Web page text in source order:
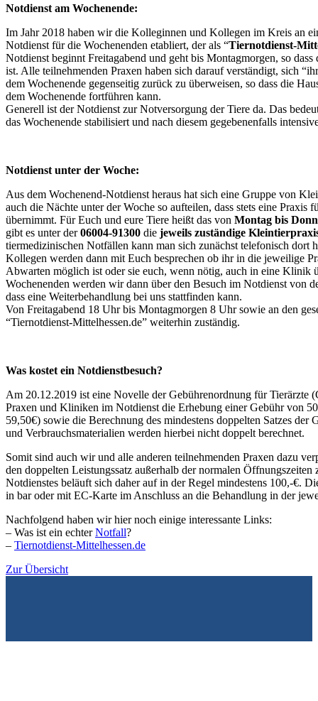
Notdienst am Wochenende:
Im Jahr 2018 haben wir die Kolleginnen und Kollegen im Kreis an
Notdienst für die Wochenenden etabliert, der als “Tiernotdienst-
Notdienst beginnt Freitagabend und geht bis Montagmorgen, so dass
ist. Alle teilnehmenden Praxen haben sich darauf verständigt, sich
dem Wochenende gegenseitig zurück zu überweisen, so dass die
dem Wochenende fortführen kann.
Generell ist der Notdienst zur Notversorgung der Tiere da. Das
das Wochenende stabilisiert und nach diesem gegebenenfalls
Notdienst unter der Woche:
Aus dem Wochenend-Notdienst heraus hat sich eine Gruppe von
auch die Nächte unter der Woche so aufteilen, dass stets eine Praxis
übernimmt. Für Euch und eure Tiere heißt das von Montag bis
gibt es unter der06004-91300 die jeweils zuständige
tiermedizinischen Notfällen kann man sich zunächst telefonisch
Kollegen werden dann mit Euch besprechen ob ihr in die jeweilige
Abwarten möglich ist oder sie euch, wenn nötig, auch in eine Klinik
Wochenenden werden wir dann über den Besuch im Notdienst von
dass eine Weiterbehandlung bei uns stattfinden kann.
Von Freitagabend 18 Uhr bis Montagmorgen 8 Uhr sowie an den
“Tiernotdienst-Mittelhessen.de” weiterhin zuständig.
Was kostet ein Notdienstbesuch?
Am 20.12.2019 ist eine Novelle der Gebührenordnung für Tierärzte
Praxen und Kliniken im Notdienst die Erhebung einer Gebühr von
59,50€) sowie die Berechnung des mindestens doppelten Satzes
und Verbrauchsmaterialien werden hierbei nicht doppelt berechnet.
Somit sind auch wir und alle anderen teilnehmenden Praxen dazu
den doppelten Leistungssatz außerhalb der normalen Öffnungszeiten
Notdienstes beläuft sich daher auf in der Regel mindestens 100,-€.
in bar oder mit EC-Karte im Anschluss an die Behandlung in der
Nachfolgend haben wir hier noch einige interessante Links:
– Was ist ein echterNotfall?
– Tiernotdienst-Mittelhessen.de
Zur Übersicht